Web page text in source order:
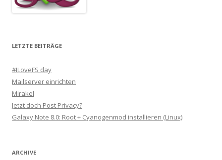
LETZTE BEITRÄGE
#ILoveFS day
Mailserver einrichten
Mirakel
Jetzt doch Post Privacy?
Galaxy Note 8.0: Root + Cyanogenmod installieren (Linux)
ARCHIVE